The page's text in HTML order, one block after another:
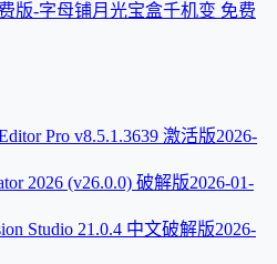
月光宝盒千机变 免费
Pro v8.5.1.3639 激活版2026-
2026 (v26.0.0) 破解版2026-01-
Studio 21.0.4 中文破解版2026-